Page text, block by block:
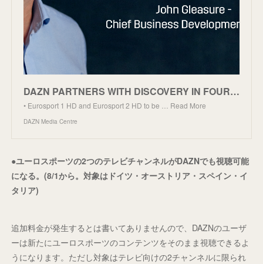
DAZN PARTNERS WITH DISCOVERY IN FOUR MARKETS TO EXPAND DISTRIBUTION OF EUROSPORT AND SUBLICENSE EXCL
• Eurosport 1 HD and Eurosport 2 HD to be … Read More
DAZN Media Centre
●ユーロスポーツの2つのテレビチャンネルがDAZNでも視聴可能
になる。(8/1から。対象はドイツ・オーストリア・スペイン・イ
タリア)
追加料金が発生するとは書いてありませんので、DAZNのユーザ
ーは新たにユーロスポーツのコンテンツをそのまま視聴できるよ
うになります。ただし対象はテレビ向けの2チャンネルに限られ